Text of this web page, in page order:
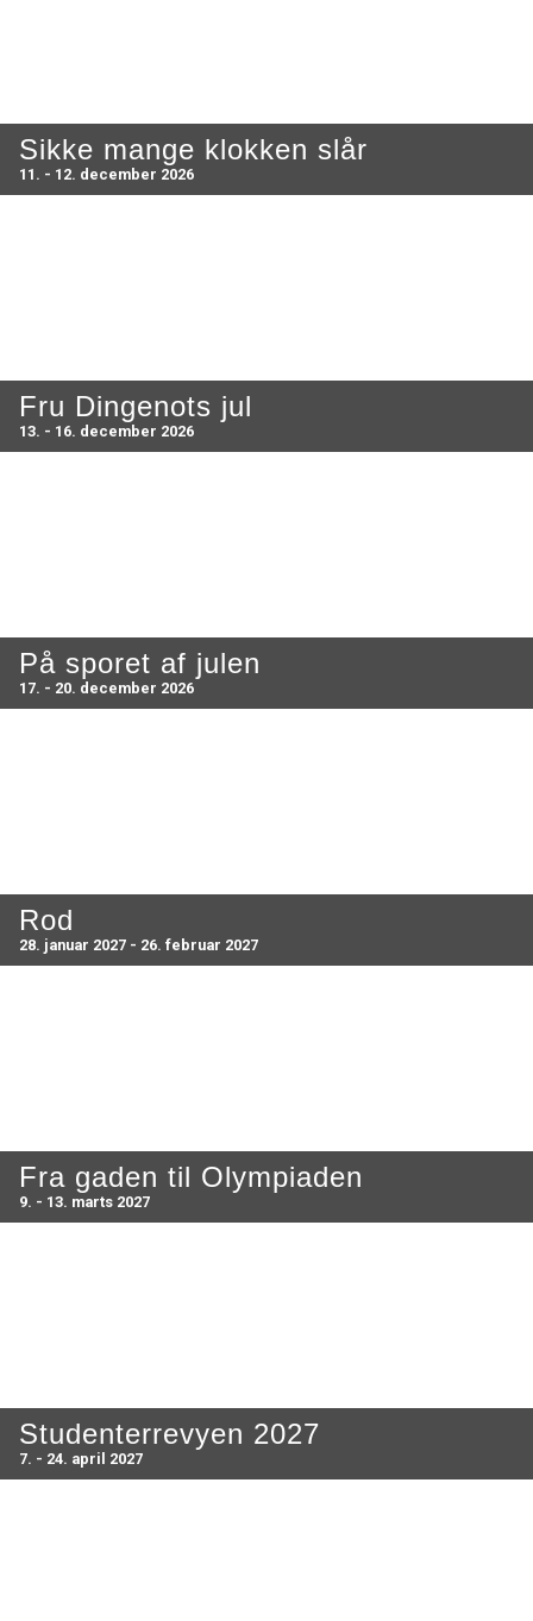
Sikke mange klokken slår
11. - 12. december 2026
Fru Dingenots jul
13. - 16. december 2026
På sporet af julen
17. - 20. december 2026
Rod
28. januar 2027 - 26. februar 2027
Fra gaden til Olympiaden
9. - 13. marts 2027
Studenterrevyen 2027
7. - 24. april 2027